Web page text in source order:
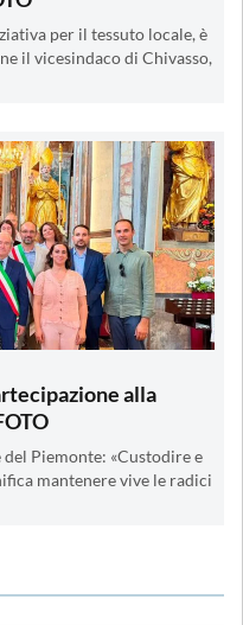
per il tessuto locale, è
il vicesindaco di Chivasso,
alla
Piemonte: «Custodire e
mantenere vive le radici